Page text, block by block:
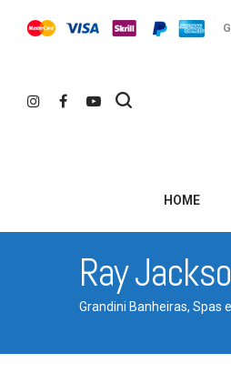
HOME
Ray
Grandini Banheiras, Spas